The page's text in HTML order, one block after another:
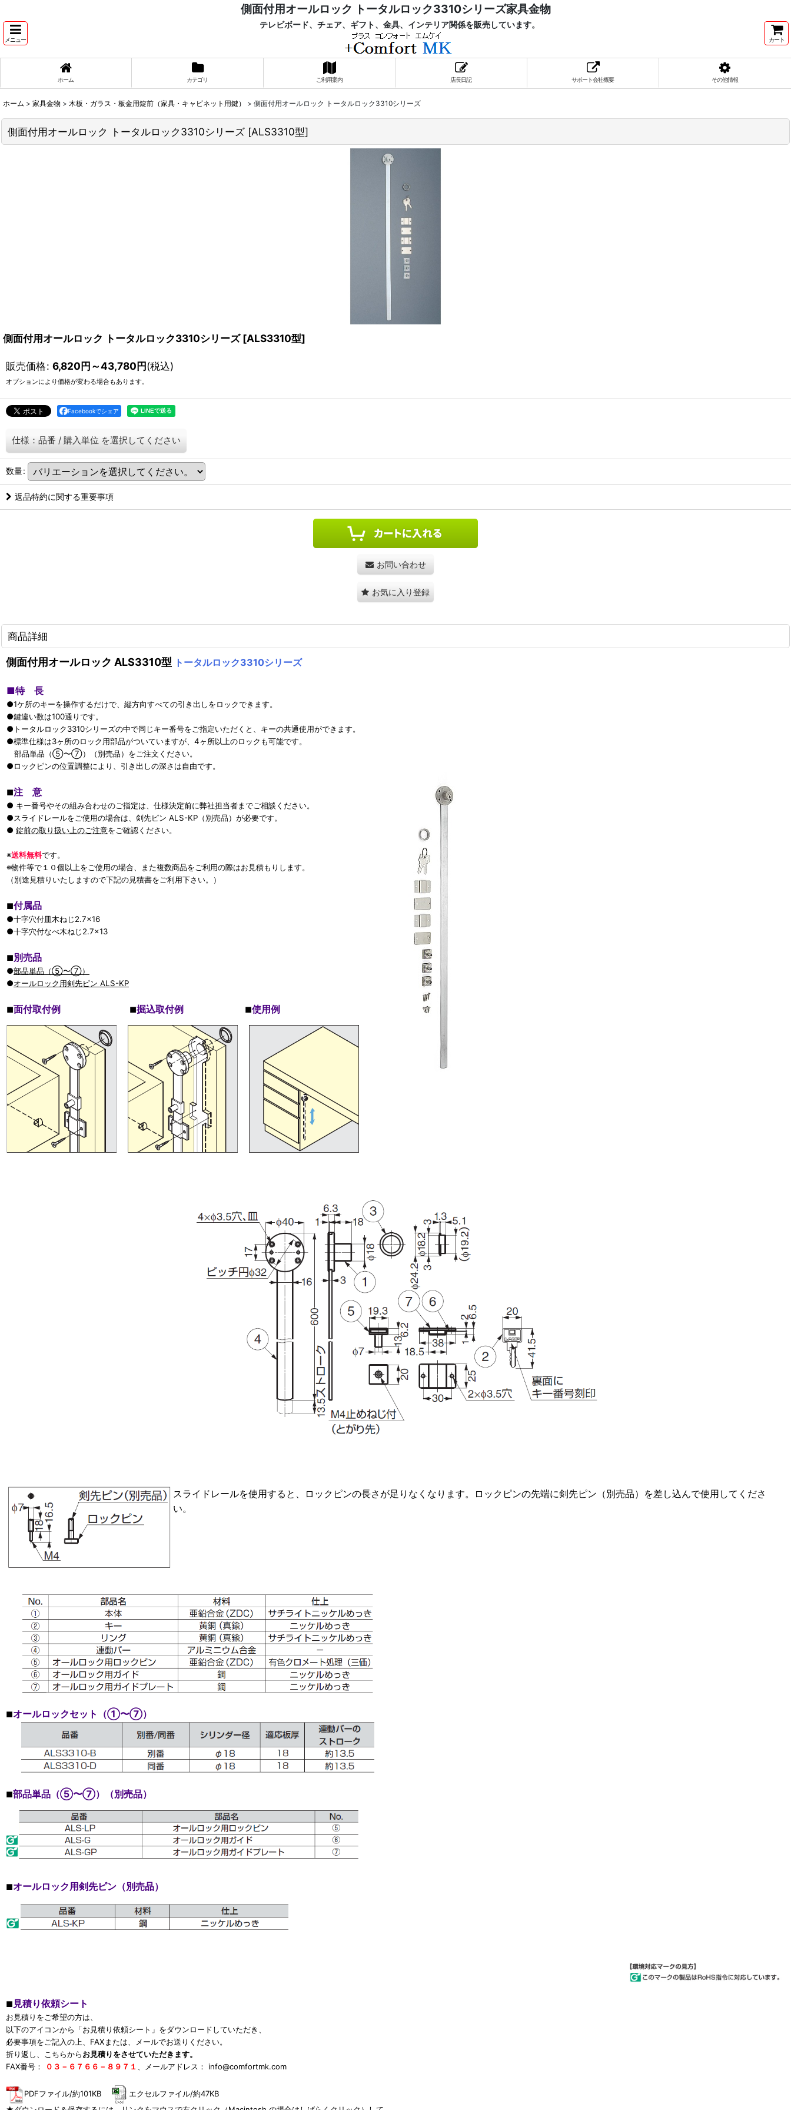
側面付用オールロック トータルロック3310シリーズ家具金物
メニュー
テレビボード、チェア、ギフト、金具、インテリア関係を販売しています。
カート
ホーム カテゴリ ご利用案内 店長日記 サポート会社概要 その他情報
ホーム > 家具金物 > 木板・ガラス・板金用錠前（家具・キャビネット用鍵） > 側面付用オールロック トータルロック3310シリーズ
側面付用オールロック トータルロック3310シリーズ [ALS3310型]
側面付用オールロック トータルロック3310シリーズ [ALS3310型]
販売価格: 6,820円～43,780円(税込)
オプションにより価格が変わる場合もあります。
Facebookでシェア
仕様：品番 / 購入単位 を選択してください
数量:
返品特約に関する重要事項
お問い合わせ
お気に入り登録
商品詳細
側面付用オールロック ALS3310型 トータルロック3310シリーズ
■特 長
●1ケ所のキーを操作するだけで、縦方向すべての引き出しをロックできます。
●鍵違い数は100通りです。
●トータルロック3310シリーズの中で同じキー番号をご指定いただくと、キーの共通使用ができます。
●標準仕様は3ヶ所のロック用部品がついていますが、4ヶ所以上のロックも可能です。
部品単品（⑤〜⑦）（別売品）をご注文ください。
●ロックピンの位置調整により、引き出しの深さは自由です。
■注 意
● キー番号やその組み合わせのご指定は、仕様決定前に弊社担当者までご相談ください。
●スライドレールをご使用の場合は、剣先ピン ALS-KP（別売品）が必要です。
● 錠前の取り扱い上のご注意をご確認ください。
※送料無料です。
※物件等で１０個以上をご使用の場合、また複数商品をご利用の際はお見積もりします。
（別途見積りいたしますので下記の見積書をご利用下さい。）
■付属品
●十字穴付皿木ねじ2.7×16
●十字穴付なべ木ねじ2.7×13
■別売品
●部品単品（⑤〜⑦）
●オールロック用剣先ピン ALS-KP
■面付取付例 ■掘込取付例 ■使用例
スライドレールを使用すると、ロックピンの長さが足りなくなります。ロックピンの先端に剣先ピン（別売品）を差し込んで使用してくださ
い。
■オールロックセット（①〜⑦）
■部品単品（⑤〜⑦）（別売品）
■オールロック用剣先ピン（別売品）
■ 見積り依頼シート
お見積りをご希望の方は、
以下のアイコンから「お見積り依頼シート」をダウンロードしていただき、
必要事項をご記入の上、FAXまたは、メールでお送りください。
折り返し、こちらからお見積りをさせていただきます。
FAX番号：
０３－６７６６－８９７１、メールアドレス： info@comfortmk.com
PDFファイル/約101KB
エクセルファイル/約47KB